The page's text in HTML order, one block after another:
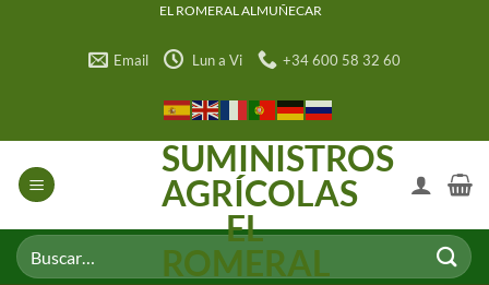
EL ROMERAL ALMUÑECAR
Email Lun a Vi +34 600 58 32 60
SUMINISTROS
AGRÍCOLAS
EL
ROMERAL
Buscar
por: